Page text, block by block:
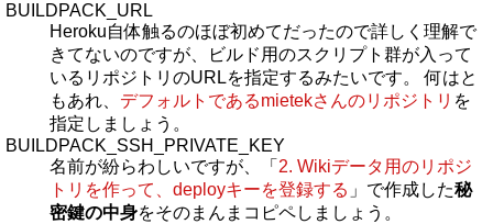
BUILDPACK_URL
Heroku自体触るのほぼ初めてだったので詳しく理解で
きてないのですが、ビルド用のスクリプト群が入って
いるリポジトリのURLを指定するみたいです。 何はと
もあれ、 デフォルトであるmietekさんのリポジトリ を
指定しましょう。
BUILDPACK_SSH_PRIVATE_KEY
名前が紛らわしいですが、「 2. Wikiデータ用のリポジ
トリを作って、deployキーを登録する 」で作成した秘
密鍵の中身をそのまんまコピペしましょう。